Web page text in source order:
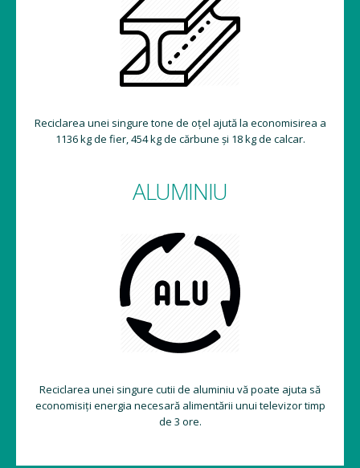
Reciclarea unei singure tone de oțel ajută la economisirea a
1136 kg de fier, 454 kg de cărbune și 18 kg de calcar.
ALUMINIU
Reciclarea unei singure cutii de aluminiu vă poate ajuta să
economisiți energia necesară alimentării unui televizor timp
de 3 ore.